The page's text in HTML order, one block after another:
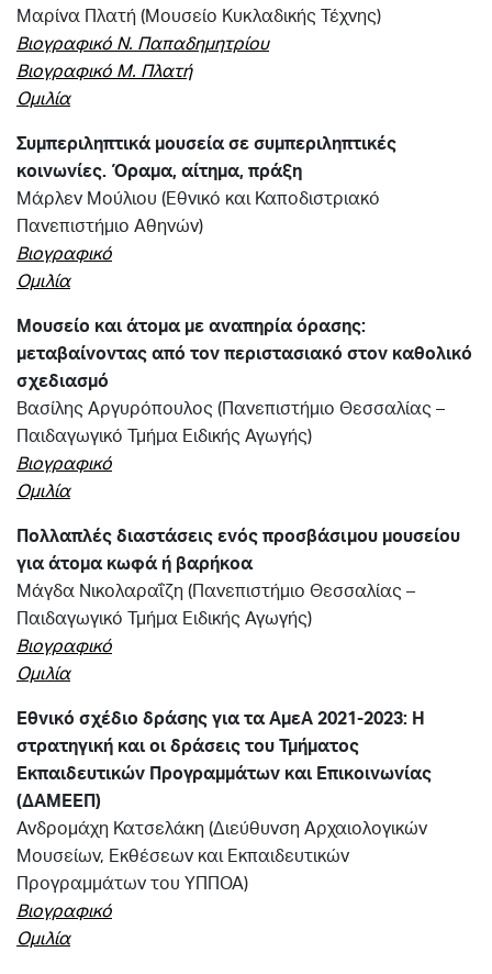
Μαρίνα Πλατή (Μουσείο Κυκλαδικής Τέχνης)
Βιογραφικό Ν. Παπαδημητρίου
Βιογραφικό Μ. Πλατή
Ομιλία
Συμπεριληπτικά μουσεία σε συμπεριληπτικές
κοινωνίες. Όραμα, αίτημα, πράξη
Μάρλεν Μούλιου (Εθνικό και Καποδιστριακό
Πανεπιστήμιο Αθηνών)
Βιογραφικό
Ομιλία
Μουσείο και άτομα με αναπηρία όρασης:
μεταβαίνοντας από τον περιστασιακό στον καθολικό
σχεδιασμό
Βασίλης Αργυρόπουλος (Πανεπιστήμιο Θεσσαλίας –
Παιδαγωγικό Τμήμα Ειδικής Αγωγής)
Βιογραφικό
Ομιλία
Πολλαπλές διαστάσεις ενός προσβάσιμου μουσείου
για άτομα κωφά ή βαρήκοα
Μάγδα Νικολαραΐζη (Πανεπιστήμιο Θεσσαλίας –
Παιδαγωγικό Τμήμα Ειδικής Αγωγής)
Βιογραφικό
Ομιλία
Εθνικό σχέδιο δράσης για τα ΑμεΑ 2021-2023: Η
στρατηγική και οι δράσεις του Τμήματος
Εκπαιδευτικών Προγραμμάτων και Επικοινωνίας
(ΔΑΜΕΕΠ)
Ανδρομάχη Κατσελάκη (Διεύθυνση Αρχαιολογικών
Μουσείων, Εκθέσεων και Εκπαιδευτικών
Προγραμμάτων του ΥΠΠΟΑ)
Βιογραφικό
Ομιλία